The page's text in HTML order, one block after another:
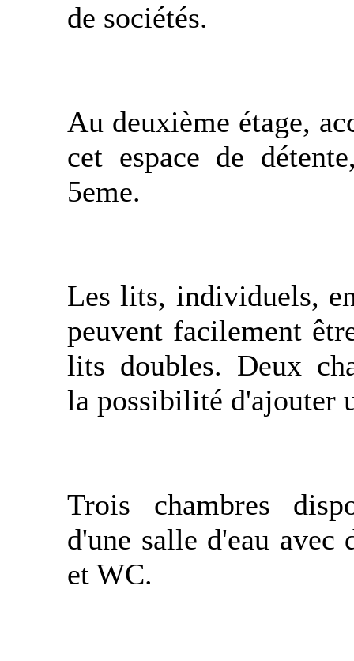
de sociétés.
Au deuxième étage,
cet espace de
5eme.
Les lits, individuels,
peuvent facilement
lits doubles. Deux
la possibilité d'ajouter
Trois chambres
d'une salle d'eau avec
et WC.